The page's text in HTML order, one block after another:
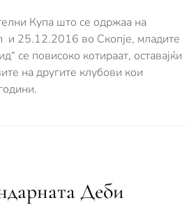
Купа што се одржаа на
25.12.2016 во Скопје, младите
се повисоко котираат, оставајќи
на другите клубови кои
Деби